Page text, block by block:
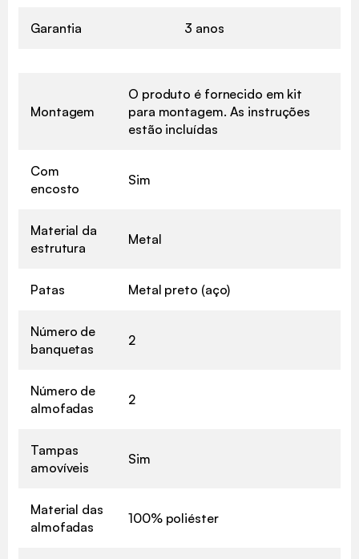
Garantia 3 anos
Montagem
O produto é fornecido em kit
para montagem. As instruções
estão incluídas
Com
encosto
Sim
Material da
estrutura
Metal
Patas Metal preto (aço)
Número de
banquetas
2
Número de
almofadas
2
Tampas
amovíveis
Sim
Material das
almofadas
100% poliéster